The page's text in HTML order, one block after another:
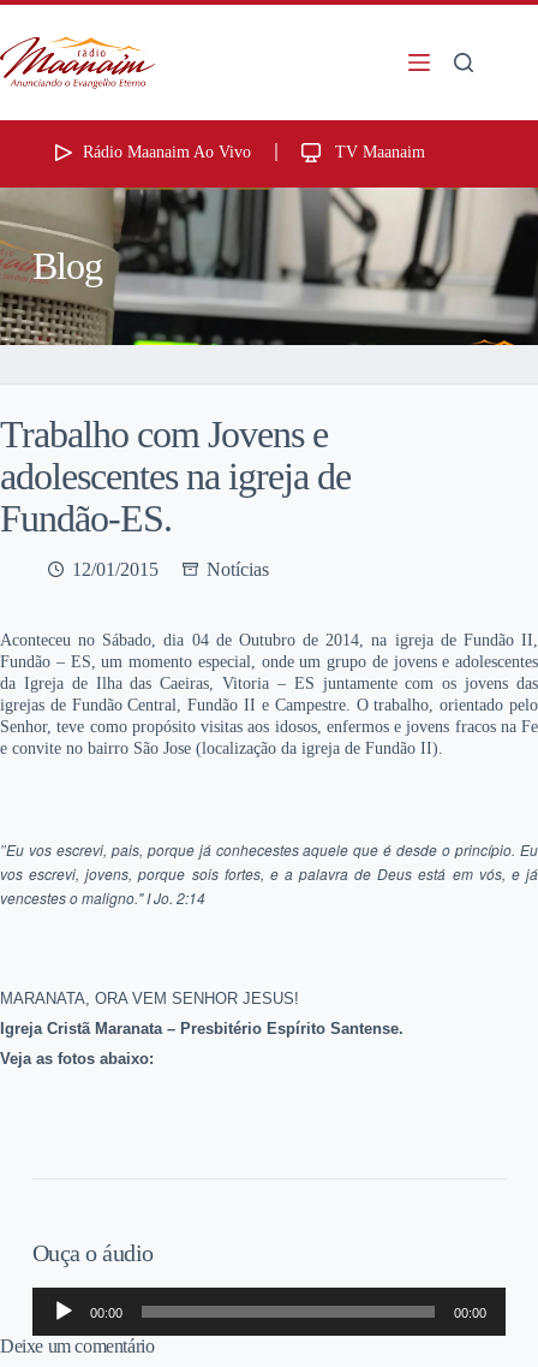
Rádio Maanaim Ao Vivo TV Maanaim
Blog
Trabalho com Jovens e
adolescentes na igreja de
Fundão-ES.
12/01/2015 Notícias
Aconteceu no Sábado, dia 04 de Outubro de 2014, na igreja de Fundão II,
Fundão – ES, um momento especial, onde um grupo de jovens e adolescentes
da Igreja de Ilha das Caeiras, Vitoria – ES juntamente com os jovens das
igrejas de Fundão Central, Fundão II e Campestre. O trabalho, orientado pelo
Senhor, teve como propósito visitas aos idosos, enfermos e jovens fracos na Fe
e convite no bairro São Jose (localização da igreja de Fundão II).
"Eu vos escrevi, pais, porque já conhecestes aquele que é desde o princípio. Eu
vos escrevi, jovens, porque sois fortes, e a palavra de Deus está em vós, e já
vencestes o maligno." I Jo. 2:14
MARANATA, ORA VEM SENHOR JESUS!
Igreja Cristã Maranata – Presbitério Espírito Santense.
Veja as fotos abaixo:
Ouça o áudio
Tocador
áudio
00:00 00:00
Deixe um comentário